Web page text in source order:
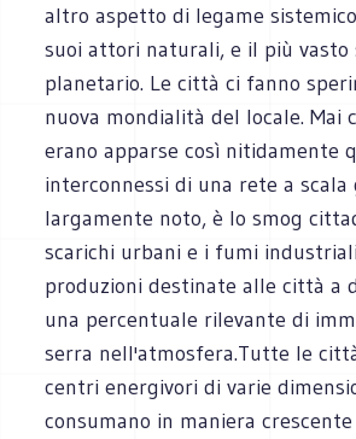
altro aspetto di legame
suoi attori naturali, e il più vasto
planetario. Le città ci fanno
nuova mondialità del locale. Mai
erano apparse così nitidamente
interconnessi di una rete a scala
largamente noto, è lo smog
scarichi urbani e i fumi
produzioni destinate alle città a
una percentuale rilevante di
serra nell'atmosfera.Tutte le
centri energivori di varie
consumano in maniera